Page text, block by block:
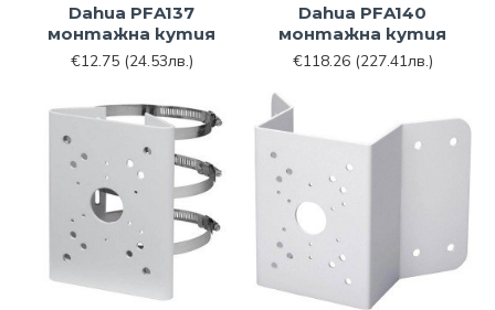
Dahua PFA137
монтажна кутия
€12.75 (24.53лв.)
Dahua PFA140
монтажна кутия
€118.26 (227.41лв.)